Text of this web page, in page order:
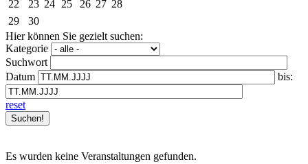
22
23 24 25 26 27 28
29
30
Hier können Sie gezielt suchen:
Kategorie
Suchwort
Datum
bis:
reset
Es wurden keine Veranstaltungen gefunden.